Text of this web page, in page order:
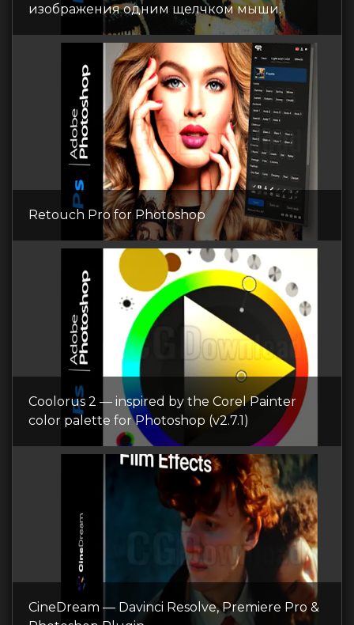
изображения одним щелчком мыши.
Retouch Pro for Photoshop
Coolorus 2 — inspired by the Corel Painter
color palette for Photoshop (v2.7.1)
CineDream — Davinci Resolve, Premiere Pro &